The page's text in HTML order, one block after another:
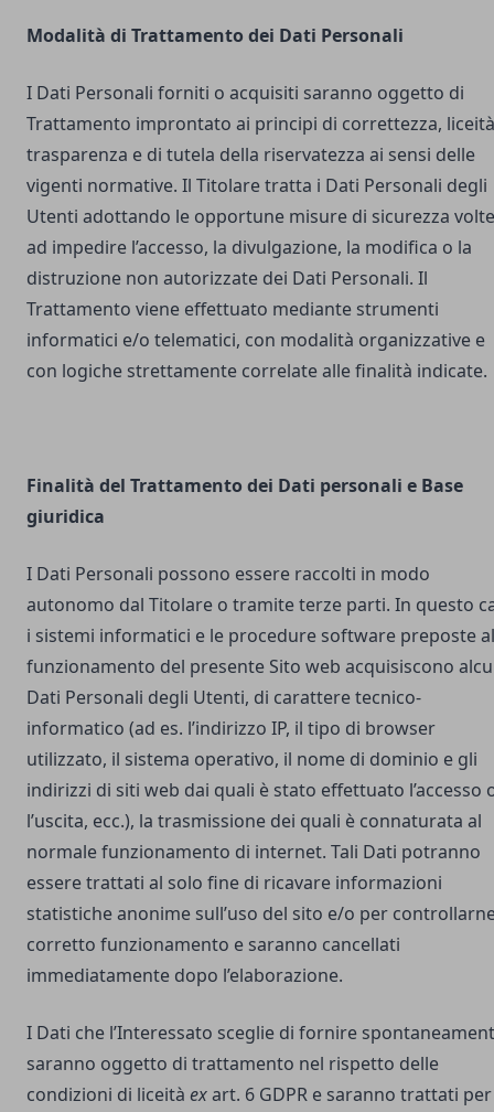
Modalità di Trattamento dei Dati Personali
I Dati Personali forniti o acquisiti saranno oggetto di
Trattamento improntato ai principi di correttezza,
trasparenza e di tutela della riservatezza ai sensi delle
vigenti normative. Il Titolare tratta i Dati Personali degli
Utenti adottando le opportune misure di sicurezza volte
ad impedire l’accesso, la divulgazione, la modifica o la
distruzione non autorizzate dei Dati Personali. Il
Trattamento viene effettuato mediante strumenti
informatici e/o telematici, con modalità organizzative e
con logiche strettamente correlate alle finalità indicate.
Finalità del Trattamento dei Dati personali e Base
giuridica
I Dati Personali possono essere raccolti in modo
autonomo dal Titolare o tramite terze parti. In questo
i sistemi informatici e le procedure software preposte al
funzionamento del presente Sito web acquisiscono
Dati Personali degli Utenti, di carattere tecnico-
informatico (ad es. l’indirizzo IP, il tipo di browser
utilizzato, il sistema operativo, il nome di dominio e gli
indirizzi di siti web dai quali è stato effettuato l’accesso
l’uscita, ecc.), la trasmissione dei quali è connaturata al
normale funzionamento di internet. Tali Dati potranno
essere trattati al solo fine di ricavare informazioni
statistiche anonime sull’uso del sito e/o per
corretto funzionamento e saranno cancellati
immediatamente dopo l’elaborazione.
I Dati che l’Interessato sceglie di fornire
saranno oggetto di trattamento nel rispetto delle
condizioni di liceità exart. 6 GDPR e saranno trattati per